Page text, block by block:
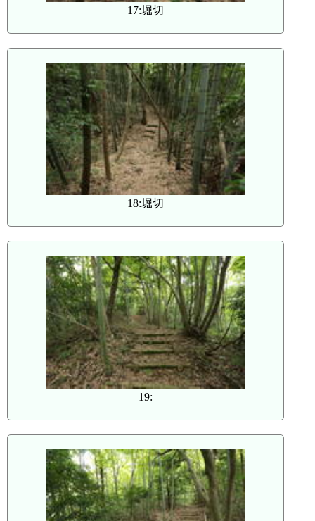
17:堀切
18:堀切
19: